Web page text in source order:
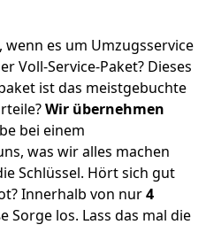
, wenn es um Umzugsservice
Voll-Service-Paket? Dieses
ist das meistgebuchte
Wir übernehmen
bei einem
was wir alles machen
Schlüssel. Hört sich gut
Innerhalb von nur4
Sorge los. Lass das mal die